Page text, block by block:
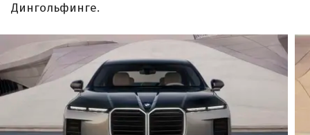
Дингольфинге.